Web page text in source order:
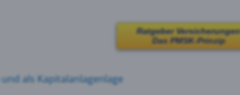
Ratgeber
Das PMSK-Prinzip
und als Kapitalanlagenlage